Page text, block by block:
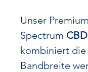
Unser
Spectrum
kombiniert die
Bandbreite